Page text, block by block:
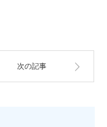
次の記事